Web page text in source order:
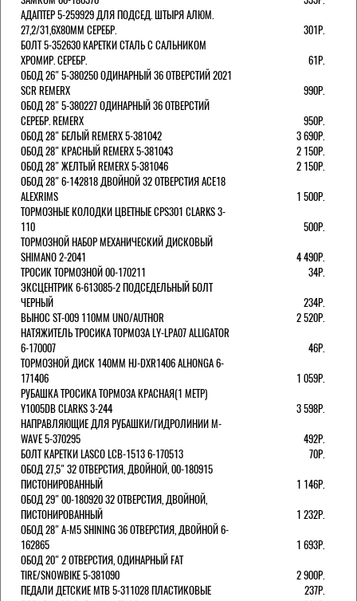
АДАПТЕР 5-259929 ДЛЯ ПОДСЕД. ШТЫРЯ АЛЮМ.
27,2/31,6Х80ММ СЕРЕБР.
301Р.
БОЛТ 5-352630 КАРЕТКИ СТАЛЬ С САЛЬНИКОМ
ХРОМИР. СЕРЕБР.
61Р.
ОБОД 26" 5-380250 ОДИНАРНЫЙ 36 ОТВЕРСТИЙ 2021
SCR REMERX
990Р.
ОБОД 28" 5-380227 ОДИНАРНЫЙ 36 ОТВЕРСТИЙ
СЕРЕБР. REMERX
950Р.
ОБОД 28" БЕЛЫЙ REMERX 5-381042
3 690Р.
ОБОД 28" КРАСНЫЙ REMERX 5-381043
2 150Р.
ОБОД 28" ЖЕЛТЫЙ REMERX 5-381046
2 150Р.
ОБОД 28" 6-142818 ДВОЙНОЙ 32 ОТВЕРСТИЯ ACE18
ALEXRIMS
1 500Р.
ТОРМОЗНЫЕ КОЛОДКИ ЦВЕТНЫЕ CPS301 CLARKS 3-
110
500Р.
ТОРМОЗНОЙ НАБОР МЕХАНИЧЕСКИЙ ДИСКОВЫЙ
SHIMANO 2-2041
4 490Р.
ТРОСИК ТОРМОЗНОЙ 00-170211
34Р.
ЭКСЦЕНТРИК 6-613085-2 ПОДСЕДЕЛЬНЫЙ БОЛТ
ЧЕРНЫЙ
234Р.
ВЫНОС ST-009 110ММ UNO/AUTHOR
2 520Р.
НАТЯЖИТЕЛЬ ТРОСИКА ТОРМОЗА LY-LPA07 ALLIGATOR
6-170007
46Р.
ТОРМОЗНОЙ ДИСК 140ММ HJ-DXR1406 ALHONGA 6-
171406
1 059Р.
РУБАШКА ТРОСИКА ТОРМОЗА КРАСНАЯ(1 МЕТР)
Y1005DB CLARKS 3-244
3 598Р.
НАПРАВЛЯЮЩИЕ ДЛЯ РУБАШКИ/ГИДРОЛИНИИ M-
WAVE 5-370295
492Р.
БОЛТ КАРЕТКИ LASCO LCB-1513 6-170513
70Р.
ОБОД 27,5" 32 ОТВЕРСТИЯ, ДВОЙНОЙ, 00-180915
ПИСТОНИРОВАННЫЙ
1 146Р.
ОБОД 29" 00-180920 32 ОТВЕРСТИЯ, ДВОЙНОЙ,
ПИСТОНИРОВАННЫЙ
1 232Р.
ОБОД 28" A-M5 SHINING 36 ОТВЕРСТИЯ, ДВОЙНОЙ 6-
162865
1 693Р.
ОБОД 20" 2 ОТВЕРСТИЯ, ОДИНАРНЫЙ FAT
TIRE/SNOWBIKE 5-381090
2 900Р.
ПЕДАЛИ ДЕТСКИЕ MTB 5-311028 ПЛАСТИКОВЫЕ
237Р.